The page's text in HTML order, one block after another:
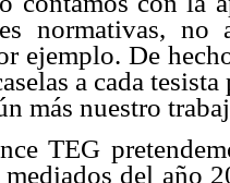
normativas,
ejemplo. De
a cada
más nuestro
TEG
del año